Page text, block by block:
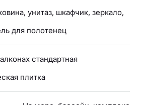
унитаз, шкафчик, зеркало,
для полотенец
стандартная
плитка